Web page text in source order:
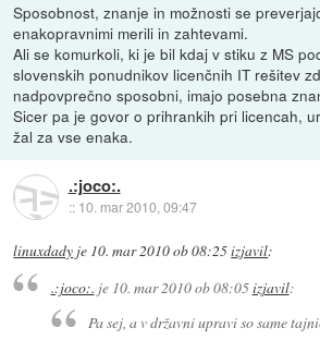
Sposobnost, znanje in možnosti se
enakopravnimi merili in zahtevami.
Ali se komurkoli, ki je bil kdaj v stiku z MS
slovenskih ponudnikov licenčnih IT rešitev
nadpovprečno sposobni, imajo posebna
Sicer pa je govor o prihrankih pri licencah,
žal za vse enaka.
.:joco:.
:: 10. mar 2010, 09:47
linuxdady je 10. mar 2010 ob 08:25izjavil:
.:joco:. je 10. mar 2010 ob 08:05izjavil:
Pa sej, a v državni upravi so same